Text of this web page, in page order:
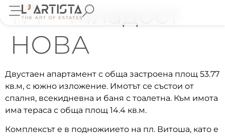
171 – Младост
НОВА
Двустаен апартамент с обща застроена площ 53.77
кв.м, с южно изложение. Имотът се състои от
спалня, всекидневна и баня с тоалетна. Към имота
има тераса с обща площ 14.4 кв.м.
Комплексът е в подножиието на пл. Витоша, като е